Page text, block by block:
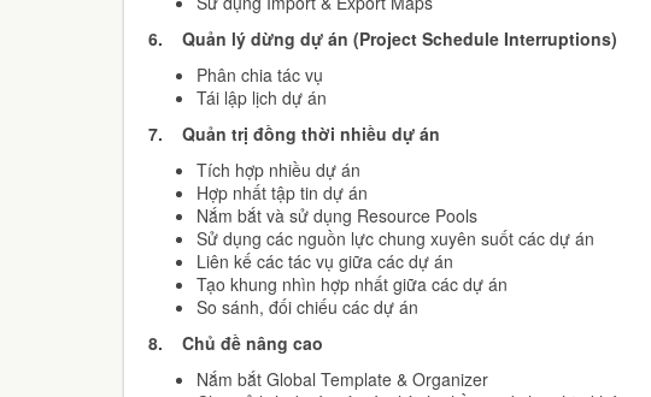
6. Quản lý dừng dự án (Project Schedule Interruptions)
Phân chia tác vụ
Tái lập lịch dự án
7. Quản trị đồng thời nhiều dự án
Tích hợp nhiều dự án
Hợp nhất tập tin dự án
Nắm bắt và sử dụng Resource Pools
Sử dụng các nguồn lực chung xuyên suốt các dự án
Liên kế các tác vụ giữa các dự án
Tạo khung nhìn hợp nhất giữa các dự án
So sánh, đối chiếu các dự án
8. Chủ đề nâng cao
Nắm bắt Global Template & Organizer